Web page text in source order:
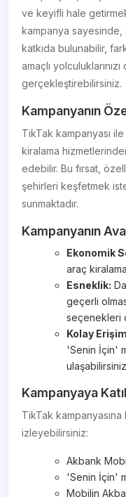
ve keyifli hale getirmek
kampanya
katkıda bulunabilir,
amaçlı
gerçekleştirebilirsiniz.
Kampanyanın
TikTak kampanyası
kiralama
edebilir. Bu fırsat,
şehirleri keşfetmek
sunmaktadır.
Kampanyanın
Ekonomik
araç
Esneklik:
geçerli
seçenekleri
Kolay
'Senin İçin'
Kampanyaya
TikTak kampanyasına
izleyebilirsiniz:
Akbank
'Senin İçin'
Mobilin